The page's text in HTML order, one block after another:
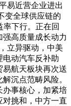
易近营企业进出
变全球供应链的
率下行。正在回
高质量成长动力
立异驱动，中美
电动汽车反补助
航天板块再次送
沉点范畴风险。
办事核心，加紧培
挑和，中方一直